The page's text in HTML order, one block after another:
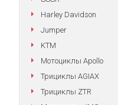
Harley Davidson
Jumper
KTM
Мотоциклы Apollo
Трициклы AGIAX
Трициклы ZTR